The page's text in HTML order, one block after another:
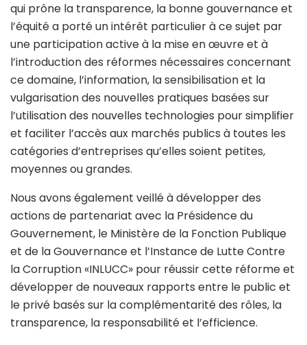
qui prône la transparence, la bonne gouvernance et
l’équité a porté un intérêt particulier à ce sujet par
une participation active à la mise en œuvre et à
l’introduction des réformes nécessaires concernant
ce domaine, l’information, la sensibilisation et la
vulgarisation des nouvelles pratiques basées sur
l’utilisation des nouvelles technologies pour simplifier
et faciliter l’accès aux marchés publics à toutes les
catégories d’entreprises qu’elles soient petites,
moyennes ou grandes.
Nous avons également veillé à développer des
actions de partenariat avec la Présidence du
Gouvernement, le Ministère de la Fonction Publique
et de la Gouvernance et l’Instance de Lutte Contre
la Corruption «INLUCC» pour réussir cette réforme et
développer de nouveaux rapports entre le public et
le privé basés sur la complémentarité des rôles, la
transparence, la responsabilité et l’efficience.